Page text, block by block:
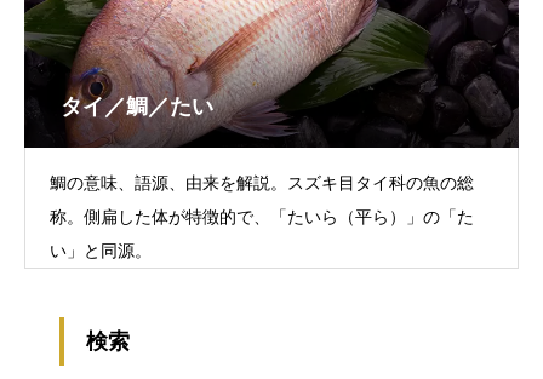
タイ／鯛／たい
鯛の意味、語源、由来を解説。スズキ目タイ科の魚の総
称。側扁した体が特徴的で、「たいら（平ら）」の「た
い」と同源。
検索